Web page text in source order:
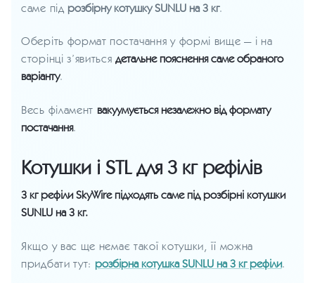
саме під розбірну котушку SUNLU на 3 кг.
Оберіть формат постачання у формі вище — і на
сторінці з’явитьсядетальне пояснення саме обраного
варіанту.
Весь філамент вакуумується незалежно від формату
постачання.
Котушки і STL для 3 кг рефілів
3 кг рефіли SkyWire підходять саме під розбірні котушки
SUNLU на 3 кг.
Якщо у вас ще немає такої котушки, її можна
придбати тут: розбірна котушка SUNLU на 3 кг рефіли.